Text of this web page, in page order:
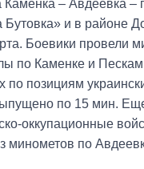
– Авдеевка –
и в районе
Боевики провели
по Каменке и
по позициям
по 15 мин.
оккупационные
минометов по